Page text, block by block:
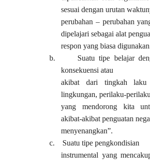
sesuai dengan urutan
perubahan – perubahan
dipelajari sebagai alat
respon yang biasa
b.
Suatu tipe belajar
konsekuensi atau
akibat dari tingkah
lingkungan, perilaku-
yang mendorong kita
akibat-akibat penguatan
menyenangkan”.
c.
Suatu tipe pengkondisian
instrumental yang